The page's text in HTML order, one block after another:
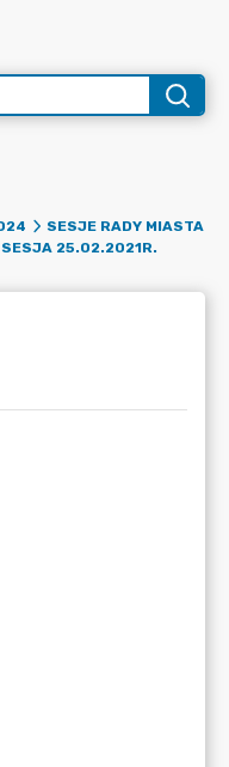
SESJE RADY MIASTA
SESJA 25.02.2021R.